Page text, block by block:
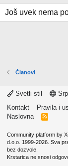
Još uvek nema
Članovi
Svetli stil
Kontakt
Pravila i
Naslovna
R
Community platform by
d.o.o. 1999-2026. Sva
bez dozvole.
Krstarica ne snosi